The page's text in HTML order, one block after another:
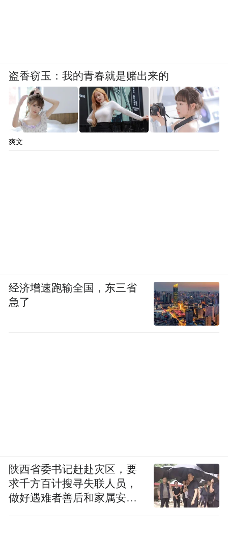
盗香窃玉：我的青春就是赌出来的
爽文
经济增速跑输全国，东三省
急了
陕西省委书记赶赴灾区，要
求千方百计搜寻失联人员，
做好遇难者善后和家属安抚